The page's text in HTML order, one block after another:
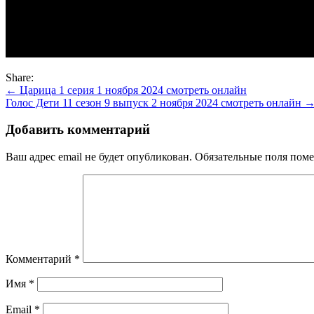
Share:
Навигация
по
записям
← Царица 1 серия 1 ноября 2024 смотреть онлайн
Голос Дети 11 сезон 9 выпуск 2 ноября 2024 смотреть онлайн →
Добавить комментарий
Ваш адрес email не будет опубликован. Обязательные поля
Комментарий *
Имя *
Email *